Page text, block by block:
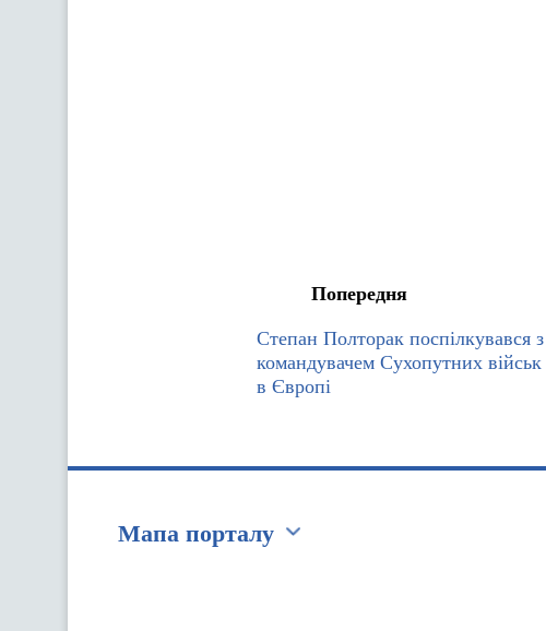
Попередня
Степан Полторак поспілкувався з
командувачем Сухопутних
в Європі
Мапа порталу